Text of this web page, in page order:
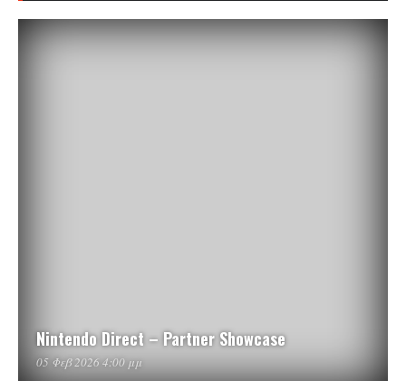
Nintendo Direct – Partner Showcase
05 Φεβ 2026 4:00 μμ